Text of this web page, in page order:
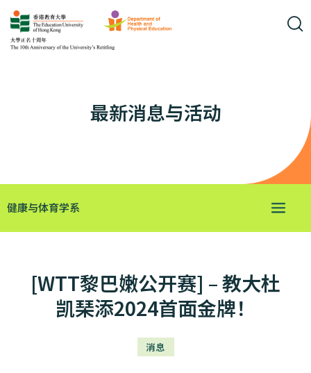
最新消息与活动
健康与体育学系
[WTT黎巴嫩公开赛] – 教大杜
凯琹添2024首面金牌！
消息